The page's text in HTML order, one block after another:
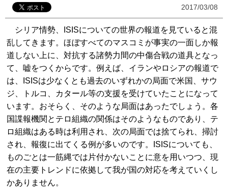
2017/03/08
シリア情勢、ISISについての世界の報道を見ていると混
乱してきます。ほぼすべてのマスコミが事実の一面しか報
道しない上に、対抗する諸勢力間の中傷合戦の道具となっ
て、嘘をつくからです。例えば、イランやロシアの報道で
は、ISISは少なくとも過去のいずれかの局面で米国、サウ
ジ、トルコ、カタール等の支援を受けていたことになって
います。おそらく、そのような局面はあったでしょう。各
国諜報機関とテロ組織の関係はそのようなものであり、テ
ロ組織はある時は利用され、次の局面では捨てられ、掃討
され、報復に出てくる例が多いのです。ISISについても、
ものごとは一筋縄では片付かないことに意を用いつつ、現
在の主要トレンドに依拠して我が国の対応を考えていくし
かありません。